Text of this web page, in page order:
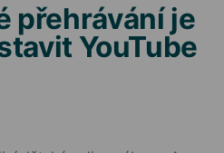
přehrávání je
YouTube